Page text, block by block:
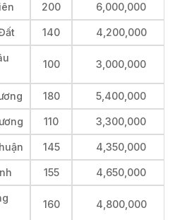
200 6,000,000
140 4,200,000
100 3,000,000
180 5,400,000
110 3,300,000
145 4,350,000
155 4,650,000
160 4,800,000